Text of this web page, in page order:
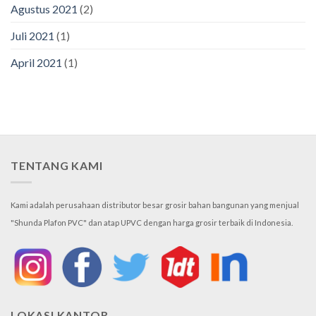
Agustus 2021 (2)
Juli 2021 (1)
April 2021 (1)
TENTANG KAMI
Kami adalah perusahaan distributor besar grosir bahan bangunan yang menjual
"Shunda Plafon PVC" dan atap UPVC dengan harga grosir terbaik di Indonesia.